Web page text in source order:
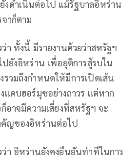
งดำเนินต่อไป แม้รัฐบาลอิหร่าน
จาก็ตาม
า ทั้งนี้ มีรายงานด้วยว่าสหรัฐฯ
ยังอิหร่าน เพื่อยุติการสู้รบใน
รวมถึงกำหนดให้มีการเปิดเส้น
แคบฮอร์มุซอย่างถาวร แต่หาก
ก็อาจมีความเสี่ยงที่สหรัฐฯ จะ
คัญของอิหร่านต่อไป
า อิหร่านยังคงยืนยันท่าทีในการ